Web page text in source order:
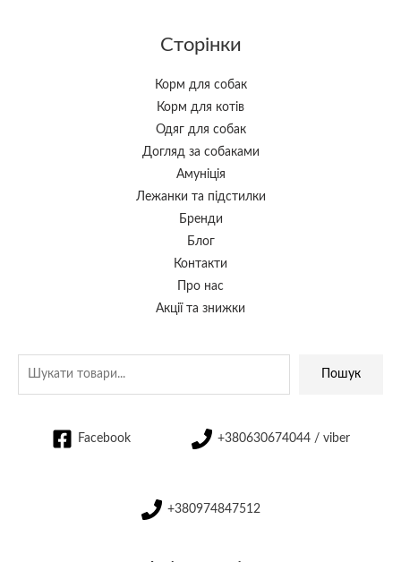
Сторінки
Корм для собак
Корм для котів
Одяг для собак
Догляд за собаками
Амуніція
Лежанки та підстилки
Бренди
Блог
Контакти
Про нас
Акції та знижки
Пошук
Facebook +380630674044 / viber
+380974847512